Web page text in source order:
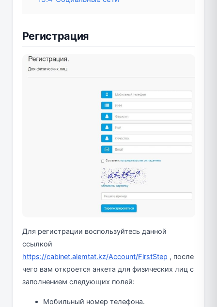
Регистрация
Для регистрации воспользуйтесь данной
ссылкой
https://cabinet.alemtat.kz/Account/FirstStep , после
чего вам откроется анкета для физических лиц с
заполнением следующих полей:
Мобильный номер телефона.